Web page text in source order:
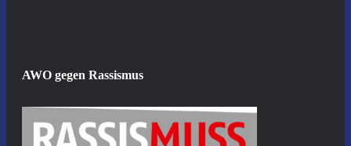
AWO gegen Rassismus